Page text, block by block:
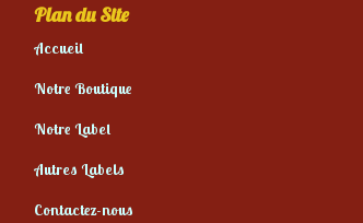
Plan du Site
Accueil
Notre Boutique
Notre Label
Autres Labels
Contactez-nous